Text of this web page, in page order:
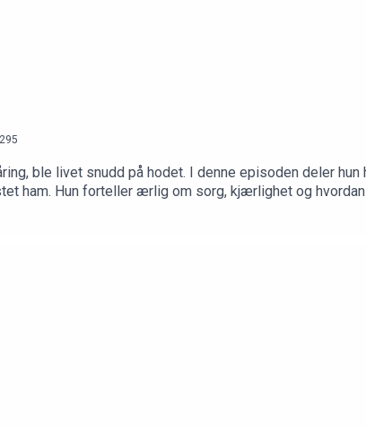
295
ble livet snudd på hodet. I denne episoden deler
ham. Hun forteller ærlig om sorg, kjærlighet og
TM klinikken og TM legetjenester. TM legetjenester